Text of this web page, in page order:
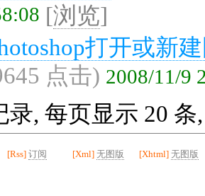
[浏览]
打开或新
点击) 2008/11/9
录, 每页显示 20
[Rss] 订阅 [Xml] 无图版 [Xhtml] 无图版